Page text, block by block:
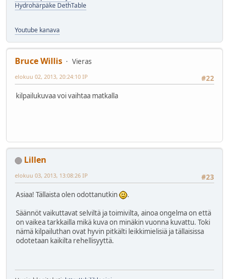
Hydrohärpäke DethTable
Youtube kanava
Bruce Willis
Vieras
#22
elokuu 02, 2013, 20:24:10 IP
kilpailukuvaa voi vaihtaa matkalla
Lillen
#23
elokuu 03, 2013, 13:08:26 IP
Asiaa! Tällaista olen odottanutkin
.
Säännöt vaikuttavat selviltä ja toimivilta, ainoa ongelma on että
on vaikea tarkkailla mikä kuva on minäkin vuonna kuvattu. Toki
nämä kilpailuthan ovat hyvin pitkälti leikkimielisiä ja tällaisissa
odotetaan kaikilta rehellisyyttä.